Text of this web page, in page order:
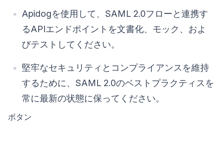
Apidogを使用して、SAML 2.0フローと連携す
るAPIエンドポイントを文書化、モック、およ
びテストしてください。
堅牢なセキュリティとコンプライアンスを維持
するために、SAML 2.0のベストプラクティスを
常に最新の状態に保ってください。
ボタン